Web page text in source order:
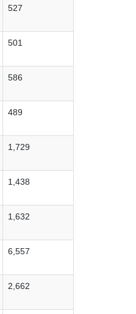
527
501
586
489
1,729
1,438
1,632
6,557
2,662